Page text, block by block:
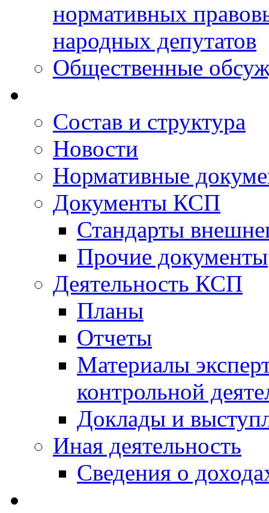
нормативных
народных депутатов
Общественные
Состав и структура
Новости
Нормативные
Документы КСП
Стандарты
Прочие документы
Деятельность КСП
Планы
Отчеты
Материалы
контрольной
Доклады и
Иная деятельность
Сведения о